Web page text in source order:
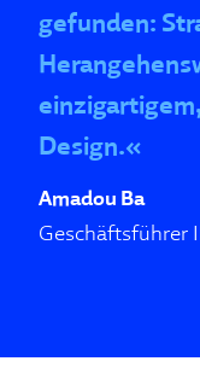
gefunden:
Design.«
Amadou Ba
Geschäftsführer